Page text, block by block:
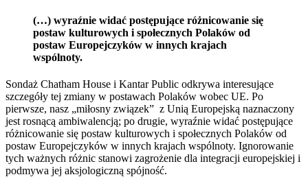
(…) wyraźnie widać postępujące różnicowanie się
postaw kulturowych i społecznych Polaków od
postaw Europejczyków w innych krajach
wspólnoty.
Sondaż Chatham House i Kantar Public odkrywa interesujące
szczegóły tej zmiany w postawach Polaków wobec UE. Po
pierwsze, nasz „miłosny związek” z Unią Europejską naznaczony
jest rosnącą ambiwalencją; po drugie, wyraźnie widać postępujące
różnicowanie się postaw kulturowych i społecznych Polaków od
postaw Europejczyków w innych krajach wspólnoty. Ignorowanie
tych ważnych różnic stanowi zagrożenie dla integracji europejskiej i
podmywa jej aksjologiczną spójność.